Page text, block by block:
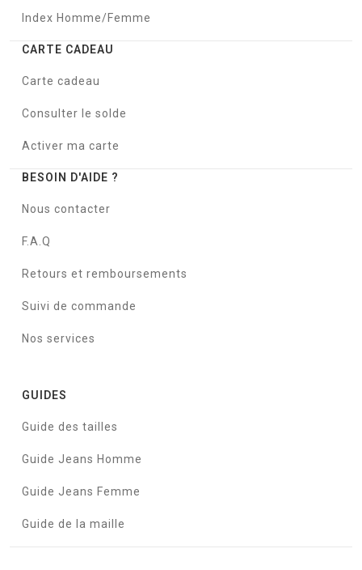
Index Homme/Femme
CARTE CADEAU
Carte cadeau
Consulter le solde
Activer ma carte
BESOIN D'AIDE ?
Nous contacter
F.A.Q
Retours et remboursements
Suivi de commande
Nos services
GUIDES
Guide des tailles
Guide Jeans Homme
Guide Jeans Femme
Guide de la maille